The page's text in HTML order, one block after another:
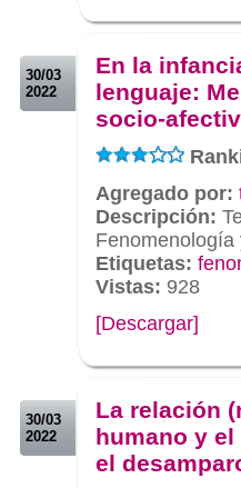
30/03
2022
En la
lenguaje:
socio-
Agregado por:
Descripción:
Fenomenología
Etiquetas:
Vistas: 928
[Descargar]
30/03
2022
La relación
humano y
el